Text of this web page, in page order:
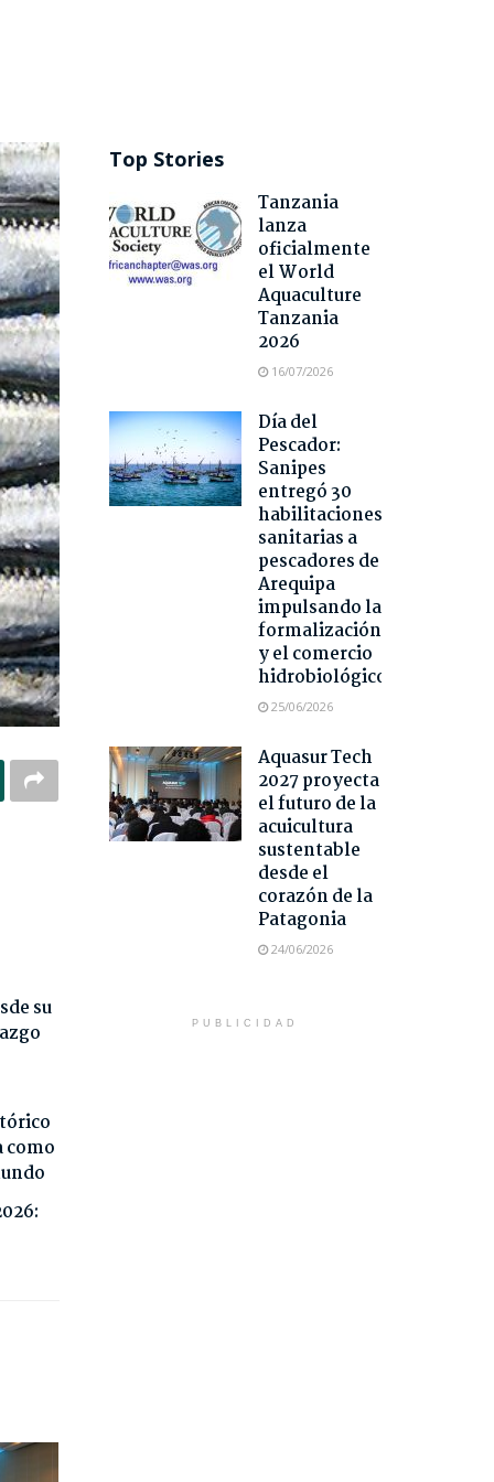
su
como
Top Stories
Tanzania
lanza
oficialmente
el World
Aquaculture
Tanzania
2026
16/07/2026
Día del
Pescador:
Sanipes
entregó 30
habilitaciones
sanitarias a
pescadores de
Arequipa
impulsando la
formalización
y el comercio
hidrobiológico
25/06/2026
Aquasur Tech
2027 proyecta
el futuro de la
acuicultura
sustentable
desde el
corazón de la
Patagonia
24/06/2026
PUBLICIDAD